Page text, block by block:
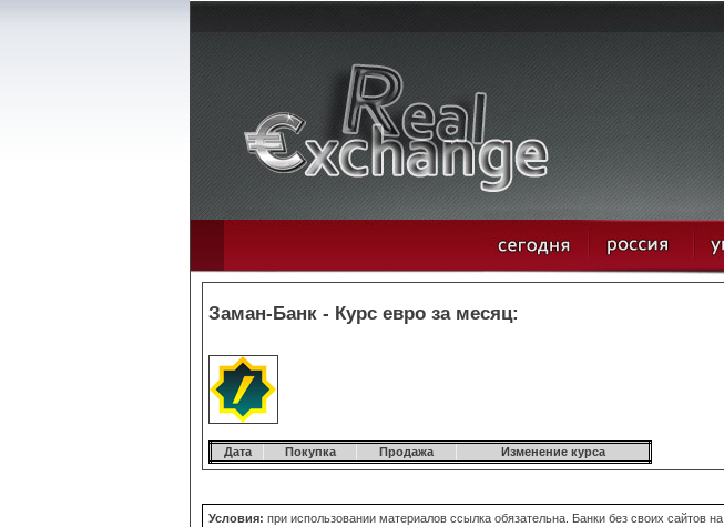
Заман-Банк - Курс евро за месяц:
Дата Покупка Продажа Изменение курса
Условия: при использовании материалов ссылка обязательна. Банки без своих сайтов на